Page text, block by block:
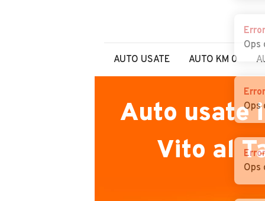
AUTO USATE AUTO KM 0
Auto usate
Vito al
Error
Ops
Error
Ops
Error
Ops